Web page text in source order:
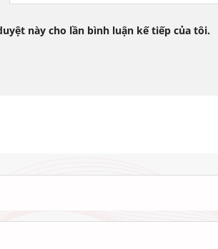
này cho lần bình luận kế tiếp của tôi.